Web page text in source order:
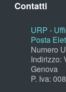
Contatti
URP -
Posta
Numero
Indirizzo:
Genova
P. Iva: